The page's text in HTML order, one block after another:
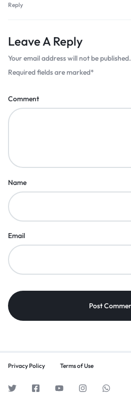
Reply
Leave A Reply
Your email address will not be published.
Required fields are marked*
Comment
Name
Email
Privacy Policy Terms of Use